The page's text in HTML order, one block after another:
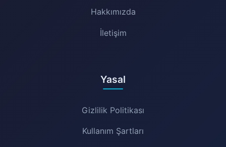
Hakkımızda
İletişim
Yasal
Gizlilik Politikası
Kullanım Şartları